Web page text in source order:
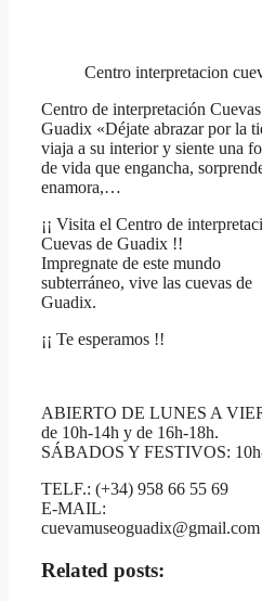
Centro interpretacion
Centro de interpretación
Guadix «Déjate abrazar por la
viaja a su interior y siente una
de vida que engancha,
enamora,…
¡¡ Visita el Centro de
Cuevas de Guadix !!
Impregnate de este mundo
subterráneo, vive las cuevas de
Guadix.
¡¡ Te esperamos !!
ABIERTO DE LUNES A
de 10h-14h y de 16h-18h.
SÁBADOS Y FESTIVOS:
TELF.: (+34) 958 66 55 69
E-MAIL:
cuevamuseoguadix@gmail.com
Related posts: